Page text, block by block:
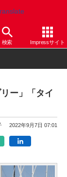
検索 Impressサイト
ー」「タイ
2022年9月7日 07:01